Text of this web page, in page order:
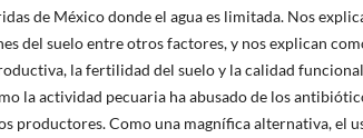
de México donde el agua es limitada. Nos
del suelo entre otros factores, y nos explican
la fertilidad del suelo y la calidad
la actividad pecuaria ha abusado de los
productores. Como una magnífica alternativa, el